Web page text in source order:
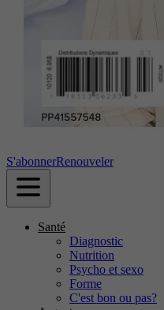
S'abonnerRenouveler
Santé
Diagnostic
Nutrition
Psycho et sexo
Forme
C'est bon ou pas?